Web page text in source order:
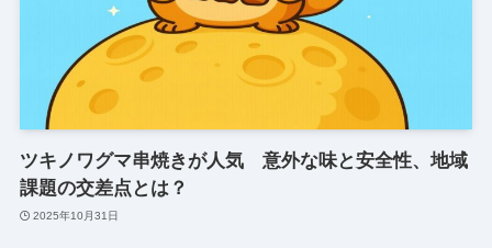
ツキノワグマ串焼きが人気 意外な味と安全性、地域
課題の交差点とは？
2025年10月31日